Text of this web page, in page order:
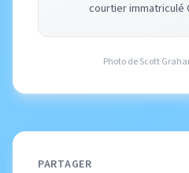
courtier immatriculé
Photo deScott
PARTAGER